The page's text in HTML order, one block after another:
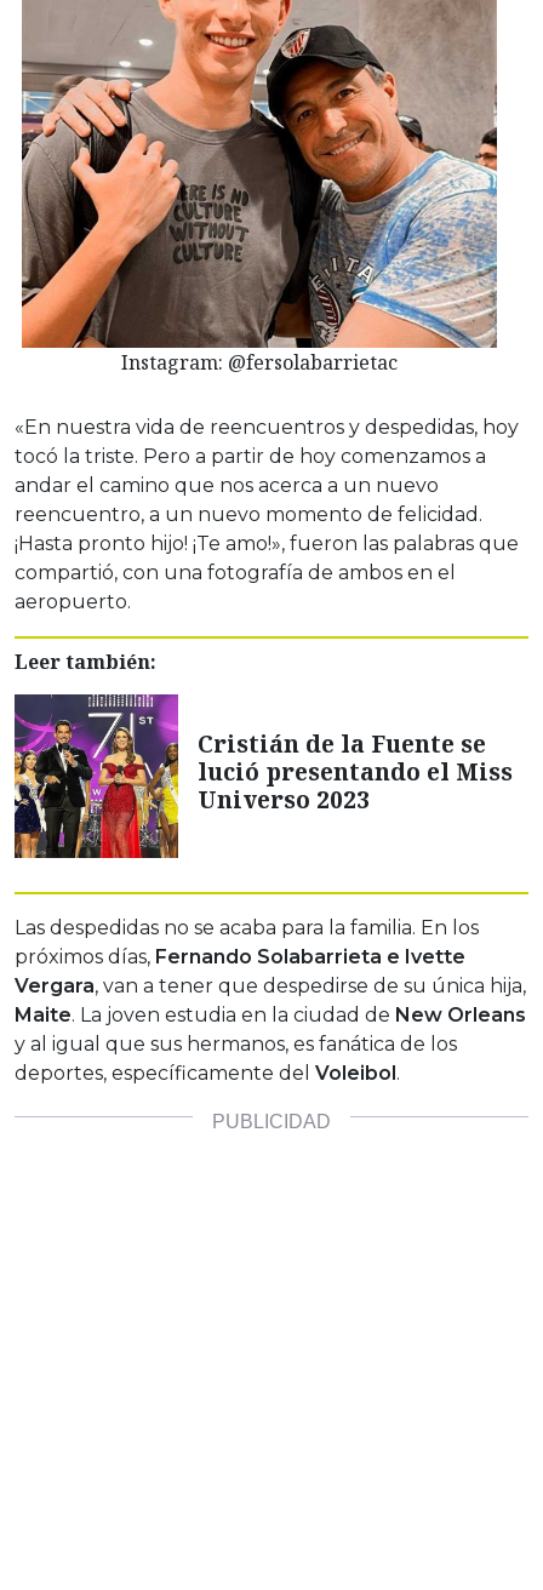
Instagram: @fersolabarrietac
«En nuestra vida de reencuentros y despedidas, hoy
tocó la triste. Pero a partir de hoy comenzamos a
andar el camino que nos acerca a un nuevo
reencuentro, a un nuevo momento de felicidad.
¡Hasta pronto hijo! ¡Te amo!», fueron las palabras que
compartió, con una fotografía de ambos en el
aeropuerto.
Leer también:
Cristián de la Fuente se
lució presentando el Miss
Universo 2023
Las despedidas no se acaba para la familia. En los
próximos días, Fernando Solabarrieta e Ivette
Vergara, van a tener que despedirse de su única hija,
Maite. La joven estudia en la ciudad de New Orleans
y al igual que sus hermanos, es fanática de los
deportes, específicamente del Voleibol .